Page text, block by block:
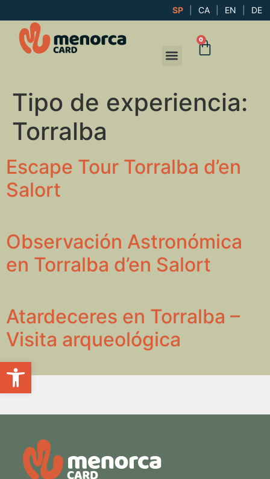
Abrir barra de herramientas
SP CA EN DE
0
Tipo de experiencia:
Torralba
Escape Tour Torralba d’en
Salort
Observación Astronómica
en Torralba d’en Salort
Atardeceres en Torralba –
Visita arqueológica